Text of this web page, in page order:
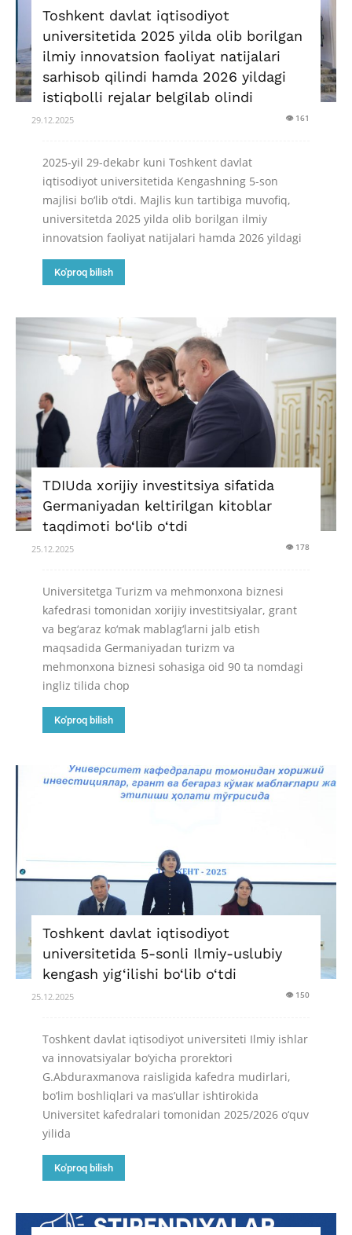
Toshkent davlat iqtisodiyot
universitetida 2025 yilda olib borilgan
ilmiy innovatsion faoliyat natijalari
sarhisob qilindi hamda 2026 yildagi
istiqbolli rejalar belgilab olindi
29.12.2025 👁 161
2025-yil 29-dekabr kuni Toshkent davlat
iqtisodiyot universitetida Kengashning 5-son
majlisi bo‘lib o‘tdi. Majlis kun tartibiga muvofiq,
universitetda 2025 yilda olib borilgan ilmiy
innovatsion faoliyat natijalari hamda 2026 yildagi
Ko'proq bilish
TDIUda xorijiy investitsiya sifatida
Germaniyadan keltirilgan kitoblar
taqdimoti bo‘lib o‘tdi
25.12.2025 👁 178
Universitetga Turizm va mehmonxona biznesi
kafedrasi tomonidan xorijiy investitsiyalar, grant
va beg‘araz ko‘mak mablag‘larni jalb etish
maqsadida Germaniyadan turizm va
mehmonxona biznesi sohasiga oid 90 ta nomdagi
ingliz tilida chop
Ko'proq bilish
Toshkent davlat iqtisodiyot
universitetida 5-sonli Ilmiy-uslubiy
kengash yig‘ilishi bo‘lib o‘tdi
25.12.2025 👁 150
Toshkent davlat iqtisodiyot universiteti Ilmiy ishlar
va innovatsiyalar bo‘yicha prorektori
G.Abduraxmanova raisligida kafedra mudirlari,
bo‘lim boshliqlari va mas’ullar ishtirokida
Universitet kafedralari tomonidan 2025/2026 o‘quv
yilida
Ko'proq bilish